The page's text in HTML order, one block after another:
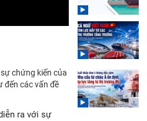
chứng kiến của
đến các vấn đề
ra với sự